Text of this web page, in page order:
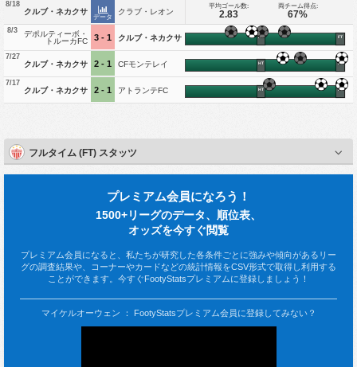
8/18
クルブ・ネカクサ
データ
クラブ・レオン
平均ゴール数:
2.83
両チーム得点:
67%
8/3
デポルティーボ・
トルーカFC
3 - 1 クルブ・ネカクサ HT FT
7/27
クルブ・ネカクサ 2 - 1 CFモンテレイ HT FT
7/17
クルブ・ネカクサ 2 - 1 アトランテFC HT FT
フルタイム (FT) スタッツ
プレミアム会員になろう！
1500+リーグのデータ、順位表、
オッズを今すぐ閲覧
プレミアム会員になると、私たちが研究した各条件ごとに強みや傾向があるリー
グの調査結果や、コーナーやカードなどの統計情報をCSV形式で取得し利用する
ことができます。今すぐFootyStatsプレミアムに登録しましょう！
マイケルオーウェン ： FootyStatsプレミアム会員に登録してみない？